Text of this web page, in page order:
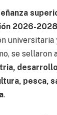
2026-2028
se sellaron
pesca,
.